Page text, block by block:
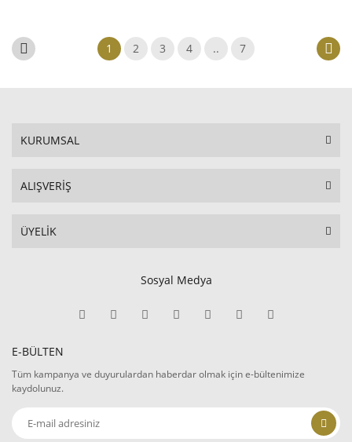
1 2 3 4 .. 7
KURUMSAL
ALIŞVERİŞ
ÜYELİK
Sosyal Medya
E-BÜLTEN
Tüm kampanya ve duyurulardan haberdar olmak için e-bültenimize
kaydolunuz.